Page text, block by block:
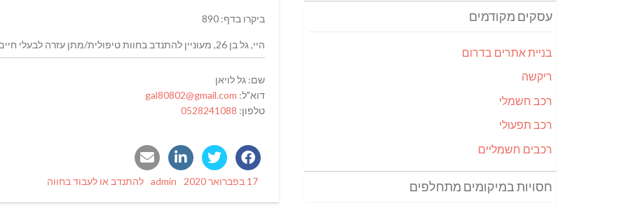
ביקרו בדף: 890
היי, גל בן 26, מעוניין להתנדב בחוות טיפולית/מתן עזרה לבעלי חיים לתקופה קצרה בתמורה למגורים.
שם: גל לויאן
דוא"ל: gal80802@gmail.com
טלפון: 0528241088
Posted
17 בפברואר 2020 Author
admin
Categories
להתנדב או לעבוד בחווה
עסקים מקודמים
בניית אתרים בדרום
ריקשה
רכב חשמלי
רכב תפעולי
רכבים חשמליים
חסויות במיקומים מתחלפים